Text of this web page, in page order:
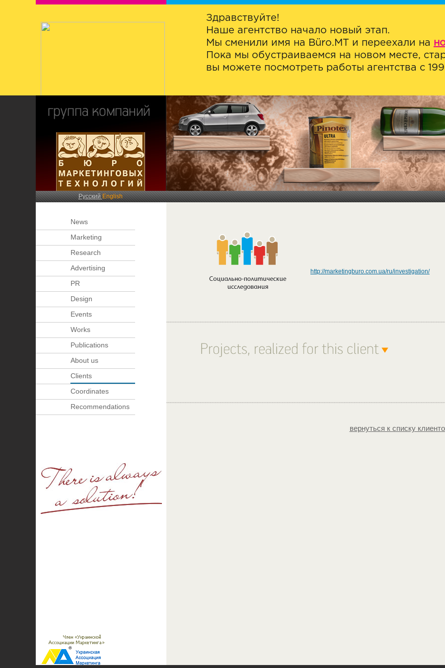
Здравствуйте!
Наше агентство начало новый этап.
Мы сменили имя на Büro.MT и переехали на
Пока мы обустраиваемся на новом месте,
вы можете посмотреть работы агентства с
РусскийEnglish
News
Marketing
Research
Advertising
PR
Design
Events
Works
Publications
About us
Clients
Coordinates
Recommendations
http://marketingburo.com.ua/ru/investigation/
вернуться к списку